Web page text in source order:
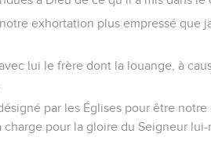
exhortation plus empressé que
lui le frère dont la louange, à
par les Églises pour être
charge pour la gloire du Seigneur